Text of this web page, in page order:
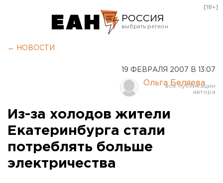
РОССИЯ
Курган
Оренбург
[18+]
← НОВОСТИ
19 ФЕВРАЛЯ 2007 В 13:07
Ольга Беляева
Из-за холодов жители
Екатеринбурга стали
потреблять больше
электричества